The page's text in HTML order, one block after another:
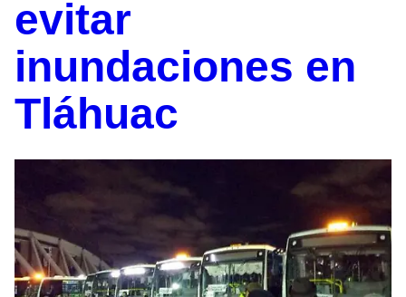
evitar
inundaciones en
Tláhuac